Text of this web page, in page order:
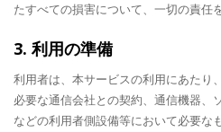
たすべての損害について、一切の責任
3. 利用の準備
利用者は、本サービスの利用にあたり
必要な通信会社との契約、通信機器、
などの利用者側設備等において必要な